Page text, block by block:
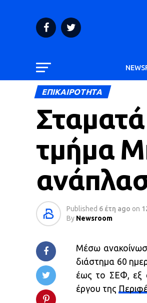
ΕΠΙΚΑΙΡΟΤΗΤΑ
τμήμα
Published 6 έτη ago on
By Newsroom
Μέσω
διάστημα 60
έως το ΣΕΦ, εξ
έργου της